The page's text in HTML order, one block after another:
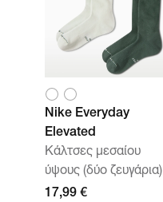
Nike Everyday
Elevated
Κάλτσες μεσαίου
ύψους (δύο ζευγάρια)
17,99 €